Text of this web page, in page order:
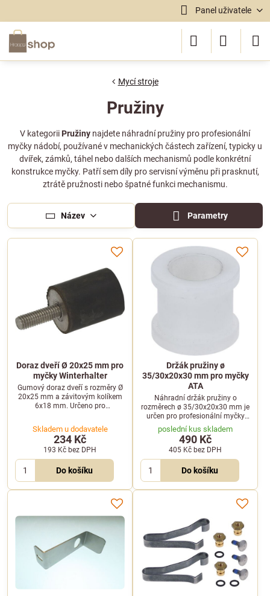
Panel uživatele
Mycí stroje
Pružiny
V kategorii Pružiny najdete náhradní pružiny pro profesionální
myčky nádobí, používané v mechanických částech zařízení, typicky u
dvířek, zámků, táhel nebo dalších mechanismů podle konkrétní
konstrukce myčky. Patří sem díly pro servisní výměnu při prasknutí,
ztrátě pružnosti nebo špatné funkci mechanismu.
Název Parametry
Doraz dveří Ø 20x25 mm pro
myčky Winterhalter
Gumový doraz dveří s rozměry Ø
20x25 mm a závitovým kolíkem
6x18 mm. Určeno pro
Skladem u dodavatele
234 Kč
193 Kč bez DPH
Do košíku
Držák pružiny ø
35/30x20x30 mm pro myčky
ATA
Náhradní držák pružiny o
rozměrech ø 35/30x20x30 mm je
určen pro profesionální myčky
nádobí ATA. Vhodný pro modely
AT1000, AT950, B50 a další.
poslední kus skladem
490 Kč
405 Kč bez DPH
Do košíku